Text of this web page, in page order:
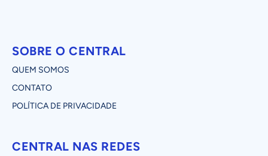
SOBRE O CENTRAL
QUEM SOMOS
CONTATO
POLÍTICA DE PRIVACIDADE
CENTRAL NAS REDES